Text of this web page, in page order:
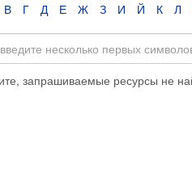
В Г Д Е Ж З И Й К Л
запрашиваемые ресурсы не